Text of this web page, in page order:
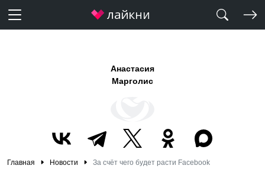
Анастасия
Марголис
Главная Новости За счёт чего будет расти Facebook